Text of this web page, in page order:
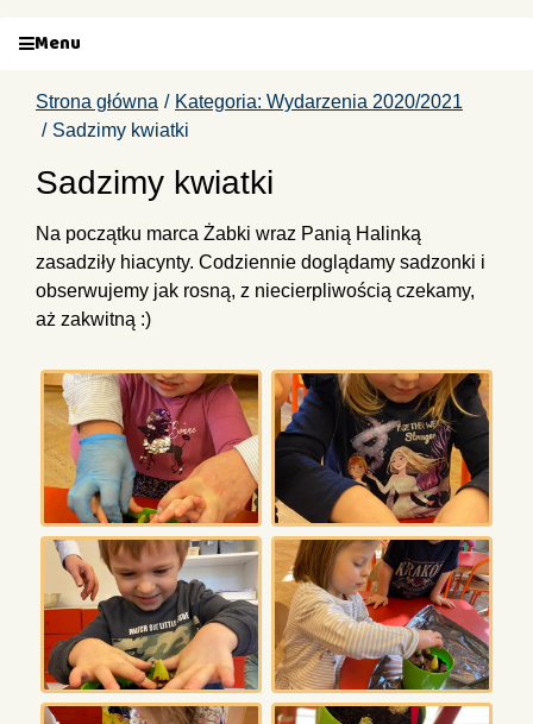
Menu
Strona główna
Kategoria: Wydarzenia 2020/2021
Sadzimy kwiatki
Sadzimy kwiatki
Na początku marca Żabki wraz Panią Halinką
zasadziły hiacynty. Codziennie doglądamy sadzonki i
obserwujemy jak rosną, z niecierpliwością czekamy,
aż zakwitną :)